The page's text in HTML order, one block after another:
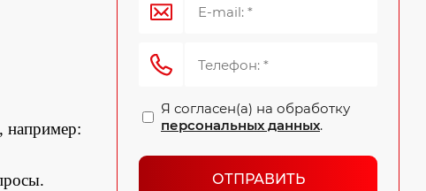
например:
Я согласен(а) на обработку
персональных данных.
ОТПРАВИТЬ